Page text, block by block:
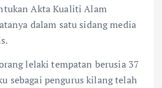
Akta Kualiti Alam
dalam satu sidang media
lelaki tempatan berusia 37
sebagai pengurus kilang telah